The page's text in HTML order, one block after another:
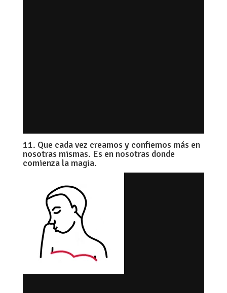
11. Que cada vez creamos y confiemos más en
nosotras mismas. Es en nosotras donde
comienza la magia.